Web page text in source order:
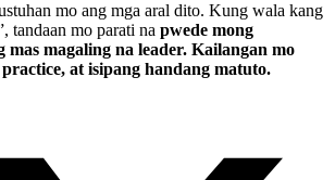
mo ang mga aral dito. Kung wala kang
tandaan mo parati na pwede mong
mas magaling na leader. Kailangan mo
at isipang handang matuto.